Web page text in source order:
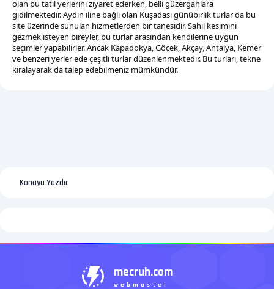
olan bu tatil yerlerini ziyaret ederken, belli güzergahlara
gidilmektedir. Aydın iline bağlı olan Kuşadası günübirlik turlar da bu
site üzerinde sunulan hizmetlerden bir tanesidir. Sahil kesimini
gezmek isteyen bireyler, bu turlar arasından kendilerine uygun
seçimler yapabilirler. Ancak Kapadokya, Göcek, Akçay, Antalya, Kemer
ve benzeri yerler ede çeşitli turlar düzenlenmektedir. Bu turları, tekne
kiralayarak da talep edebilmeniz mümkündür.
Konuyu Yazdır
mecruh.com
webmaster